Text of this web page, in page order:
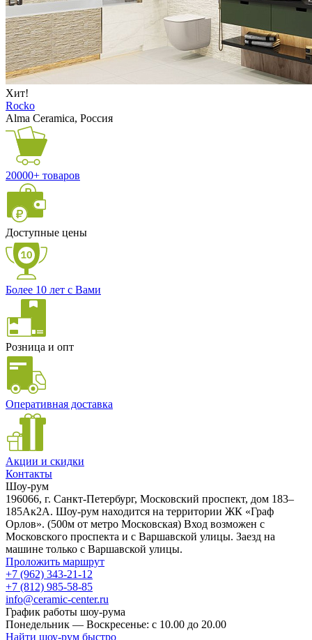
Хит!
Rocko
Alma Ceramica, Россия
20000+ товаров
Доступные цены
Более 10 лет с Вами
Розница и опт
Оперативная доставка
Акции и скидки
Контакты
Шоу-рум
196066, г. Санкт-Петербург, Московский проспект, дом 183–
185Ак2А. Шоу-рум находится на территории ЖК «Граф
Орлов». (500м от метро Московская) Вход возможен с
Московского проспекта и с Варшавской улицы. Заезд на
машине только с Варшавской улицы.
Проложить маршрут
+7 (962) 343-21-12
+7 (812) 985-58-85
info@ceramic-center.ru
График работы шоу-рума
Понедельник — Воскресенье: с 10.00 до 20.00
Найти шоу-рум быстро